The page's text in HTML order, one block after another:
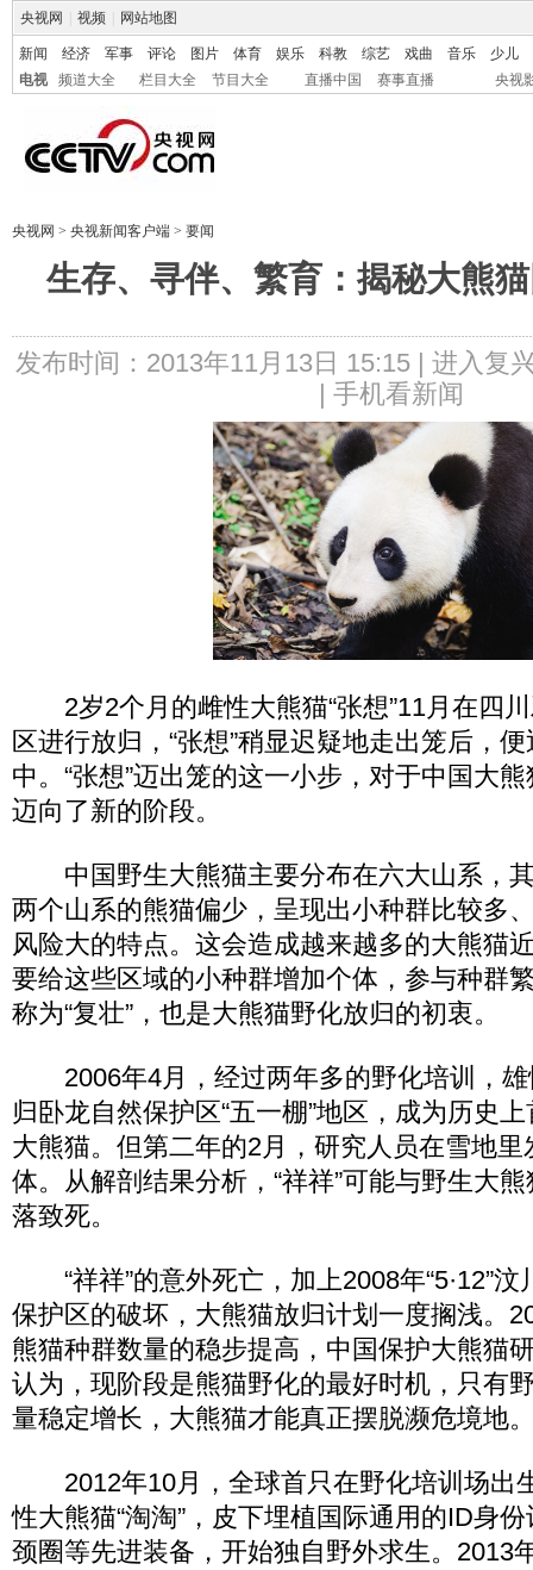
央视网 视频 网站地图
新闻 经济 军事 评论 图片 体育 娱乐 科教 综艺 戏曲 音乐
少儿
电视
频道大全 栏目大全 节目大全 直播中国 赛事直播 央视
央视网 > 央视新闻客户端 > 要闻
生存、寻伴、繁育：揭秘大熊
发布时间：2013年11月13日 15:15 | 进入复
| 手机看新闻
2岁2个月的雌性大熊猫“张想”11月在四
区进行放归，“张想”稍显迟疑地走出笼后，
中。“张想”迈出笼的这一小步，对于中国大
迈向了新的阶段。
中国野生大熊猫主要分布在六大山系，
两个山系的熊猫偏少，呈现出小种群比较多
风险大的特点。这会造成越来越多的大熊猫
要给这些区域的小种群增加个体，参与种群
称为“复壮”，也是大熊猫野化放归的初衷。
2006年4月，经过两年多的野化培训，雄
归卧龙自然保护区“五一棚”地区，成为历史
大熊猫。但第二年的2月，研究人员在雪地里
体。从解剖结果分析，“祥祥”可能与野生大
落致死。
“祥祥”的意外死亡，加上2008年“5·12”汶
保护区的破坏，大熊猫放归计划一度搁浅。
熊猫种群数量的稳步提高，中国保护大熊猫
认为，现阶段是熊猫野化的最好时机，只有
量稳定增长，大熊猫才能真正摆脱濒危境地
2012年10月，全球首只在野化培训场出
性大熊猫“淘淘”，皮下埋植国际通用的ID身
颈圈等先进装备，开始独自野外求生。2013